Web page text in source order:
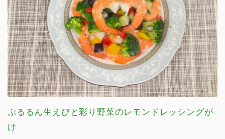
ぷるるん生えびと彩り野菜のレモンドレッシングが
け